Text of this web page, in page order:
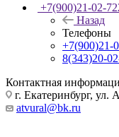
+7(900)21-02-
Назад
Телефоны
+7(900)21-
8(343)20-
Контактная
г. Екатеринбург, ул.
atvural@bk.ru